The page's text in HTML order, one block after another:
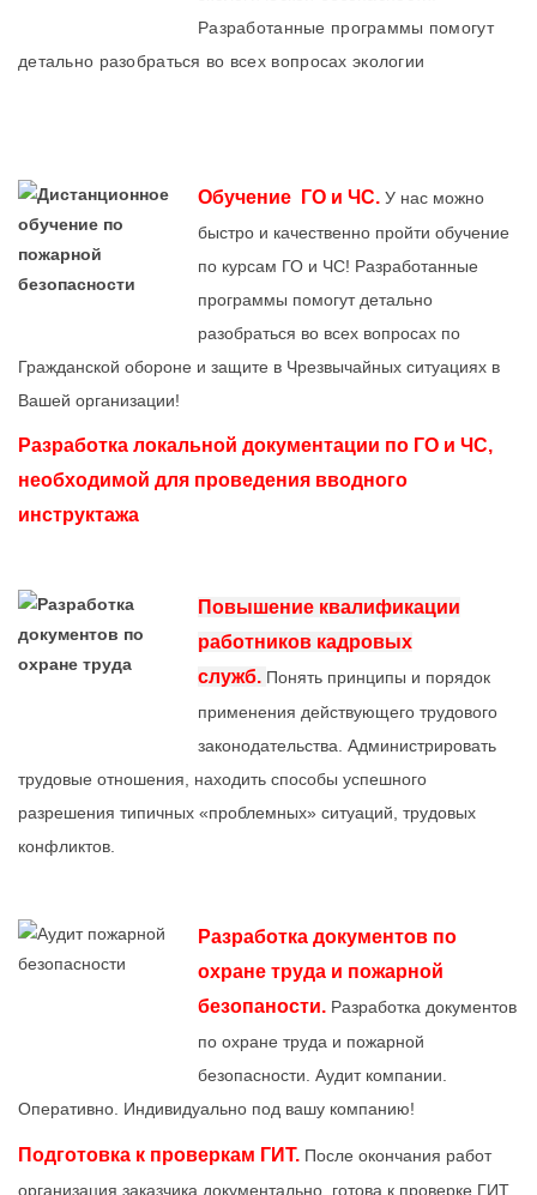
Разработанные программы помогут
детально разобраться во всех вопросах экологии
Обучение ГО и ЧС. У нас можно
быстро и качественно пройти обучение
по курсам ГО и ЧС! Разработанные
программы помогут детально
разобраться во всех вопросах по
Гражданской обороне и защите в Чрезвычайных ситуациях в
Вашей организации!
Разработка локальной документации по ГО и ЧС,
необходимой для проведения вводного
инструктажа
Повышение квалификации
работников кадровых
служб. Понять принципы и порядок
применения действующего трудового
законодательства. Администрировать
трудовые отношения, находить способы успешного
разрешения типичных «проблемных» ситуаций, трудовых
конфликтов.
Разработка документов по
охране труда и пожарной
безопаности. Разработка документов
по охране труда и пожарной
безопасности. Аудит компании.
Оперативно. Индивидуально под вашу компанию!
Подготовка к проверкам ГИТ. После окончания работ
организация заказчика документально готова к проверке ГИТ